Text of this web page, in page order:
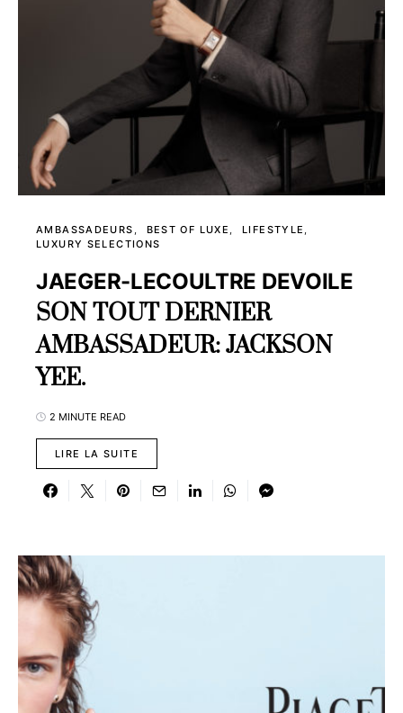
AMBASSADEURS BEST OF LUXE
LIFESTYLE
LUXURY SELECTIONS
JAEGER-LECOULTRE DEVOILE
SON TOUT DERNIER
AMBASSADEUR: JACKSON
YEE.
2 MINUTE READ
LIRE LA SUITE